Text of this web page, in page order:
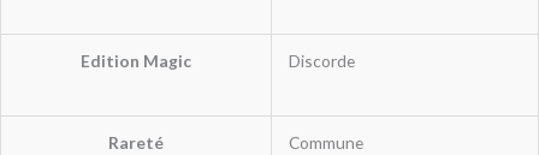
Edition Magic Discorde
Rareté Commune